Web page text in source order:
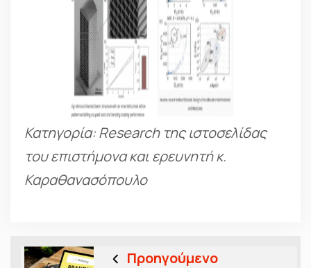
Κατηγορία: Research της ιστοσελίδας
του επιστήμονα και ερευνητή κ.
Καραθανασόπουλο
Προηγούμενο